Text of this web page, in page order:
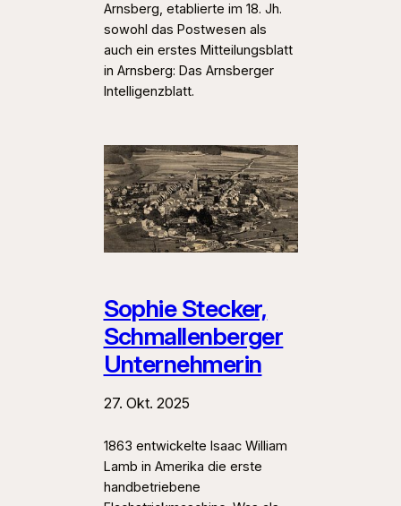
Arnsberg, etablierte im 18. Jh.
sowohl das Postwesen als
auch ein erstes Mitteilungsblatt
in Arnsberg: Das Arnsberger
Intelligenzblatt.
Sophie Stecker,
Schmallenberger
Unternehmerin
27. Okt. 2025
1863 entwickelte Isaac William
Lamb in Amerika die erste
handbetriebene